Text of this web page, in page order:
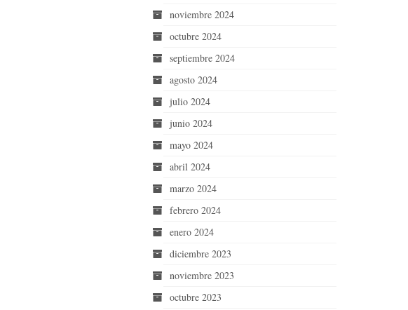
noviembre 2024
octubre 2024
septiembre 2024
agosto 2024
julio 2024
junio 2024
mayo 2024
abril 2024
marzo 2024
febrero 2024
enero 2024
diciembre 2023
noviembre 2023
octubre 2023